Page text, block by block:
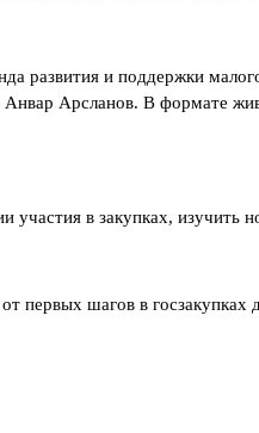
и поддержки
В формате
в закупках,
шагов в